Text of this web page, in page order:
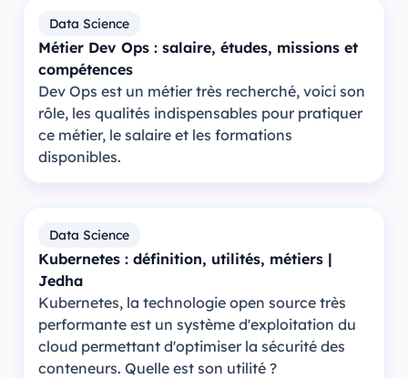
Data Science
Métier Dev Ops : salaire, études, missions et
compétences
Dev Ops est un métier très recherché, voici son
rôle, les qualités indispensables pour pratiquer
ce métier, le salaire et les formations
disponibles.
Data Science
Kubernetes : définition, utilités, métiers |
Jedha
Kubernetes, la technologie open source très
performante est un système d'exploitation du
cloud permettant d'optimiser la sécurité des
conteneurs. Quelle est son utilité ?